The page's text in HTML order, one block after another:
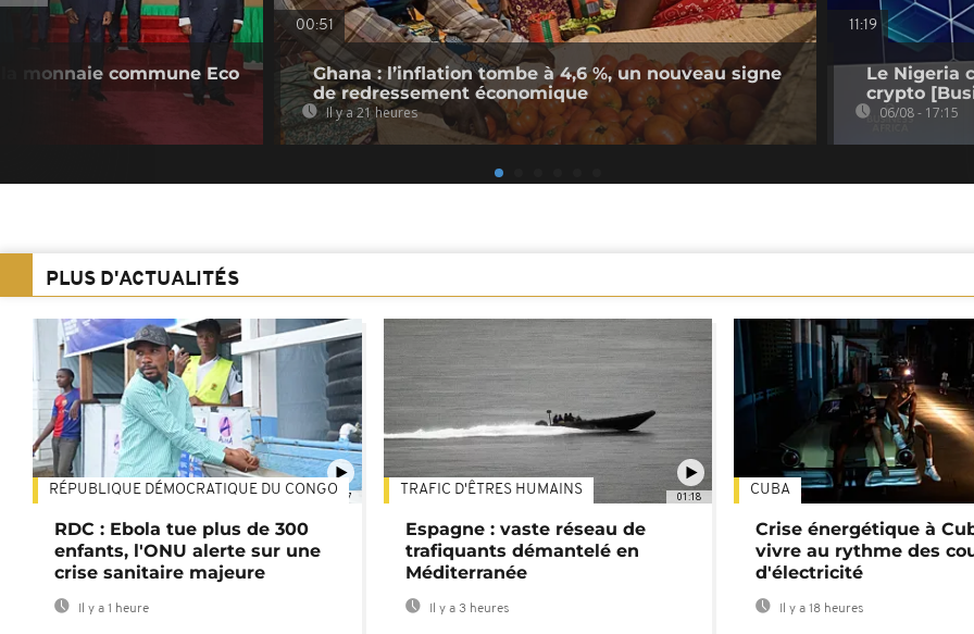
monnaie commune Eco
00:51
Ghana : l’inflation tombe à 4,6 %, un nouveau signe
de redressement économique
Il y a 21 heures
11:19
Le Nigeria
crypto
06/08 - 17:15
PLUS D'ACTUALITÉS
01:47
RÉPUBLIQUE DÉMOCRATIQUE DU CONGO
RDC : Ebola tue plus de 300
enfants, l'ONU alerte sur une
crise sanitaire majeure
Il y a 1 heure
01:18
TRAFIC D'ÊTRES HUMAINS
Espagne : vaste réseau de
trafiquants démantelé en
Méditerranée
Il y a 3 heures
CUBA
Crise énergétique à
vivre au rythme des
d'électricité
Il y a 18 heures